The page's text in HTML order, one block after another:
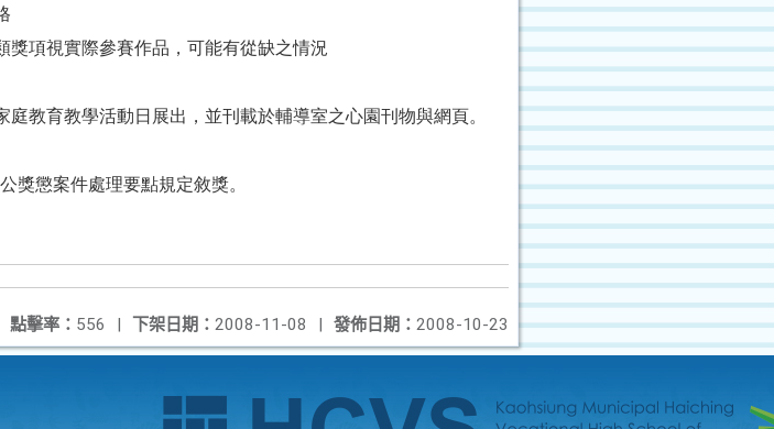
項視實際參賽作品，可能有從缺之情況
教育教學活動日展出，並刊載於輔導室之心園刊物與網頁。
獎懲案件處理要點規定敘獎。
發佈日期： 2008-10-23
下架日期： 2008-11-08 |
點擊率： 556 |